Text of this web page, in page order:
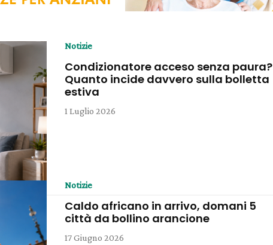
Notizie
Condizionatore acceso senza paura?
Quanto incide davvero sulla bolletta
estiva
1 Luglio 2026
Notizie
Caldo africano in arrivo, domani 5
città da bollino arancione
17 Giugno 2026